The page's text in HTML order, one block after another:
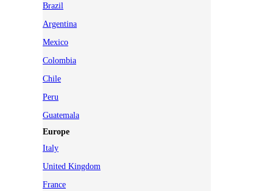
Brazil
Argentina
Mexico
Colombia
Chile
Peru
Guatemala
Europe
Italy
United Kingdom
France